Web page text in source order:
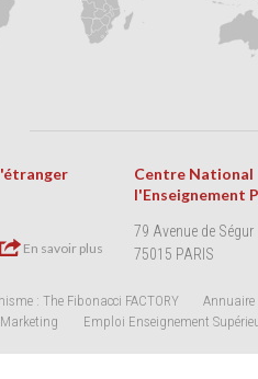
En savoir plus
Centre National
l'Enseignement
79 Avenue de Ségur
75015 PARIS
: The Fibonacci FACTORY
Annuaire
Emploi Enseignement